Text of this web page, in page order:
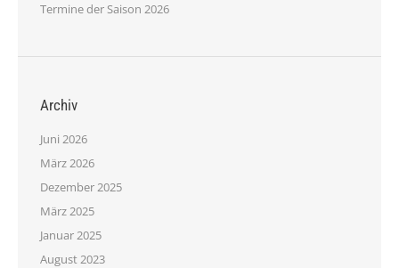
Termine der Saison 2026
Archiv
Juni 2026
März 2026
Dezember 2025
März 2025
Januar 2025
August 2023